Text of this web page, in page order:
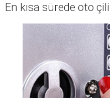
En kısa sürede oto